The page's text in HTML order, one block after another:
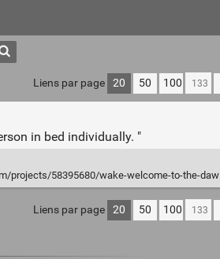
Liens par page 20 50 100
in bed individually. "
wake-welcome-to-the-dawn-of-bedroom-robotics?ref=video
Liens par page 20 50 100